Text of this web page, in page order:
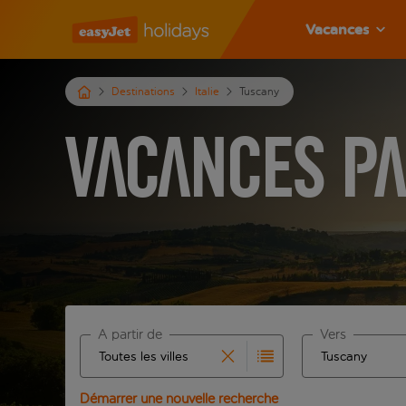
Vacances
Destinations Italie Tuscany
Vacances
À partir de Vers
Démarrer une nouvelle recherche